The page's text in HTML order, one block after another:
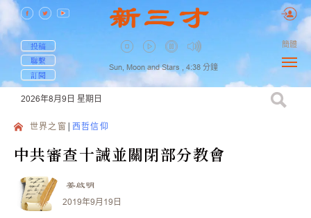
投稿
聯繫
訂閱
Sun, Moon and Stars , 4:38 分鐘
簡體
2026年8月9日 星期日
世界之窗 西哲信仰
中共審查十誡並關閉部分教會
姜啟明
2019年9月19日